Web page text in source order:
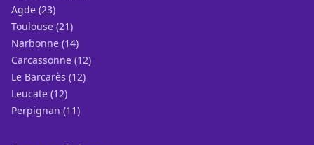
Agde (23)
Toulouse (21)
Narbonne (14)
Carcassonne (12)
Le Barcarès (12)
Leucate (12)
Perpignan (11)